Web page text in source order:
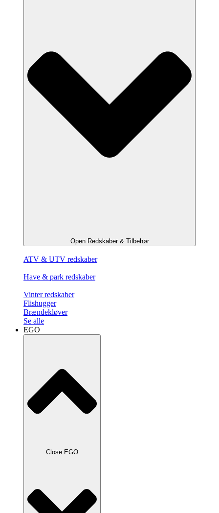
Open Redskaber & Tilbehør
ATV & UTV redskaber
Have & park redskaber
Vinter redskaber
Flishugger
Brændekløver
Se alle
EGO
Close EGO